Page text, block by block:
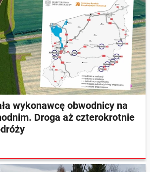
wykonawcę obwodnicy na
Droga aż czterokrotnie